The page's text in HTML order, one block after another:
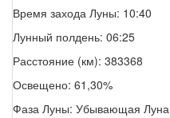
Время захода Луны: 10:40
Лунный полдень: 06:25
Расстояние (км): 383368
Освещено: 61,30%
Фаза Луны: Убывающая Луна